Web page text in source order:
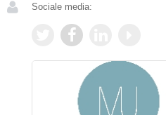
Sociale media: